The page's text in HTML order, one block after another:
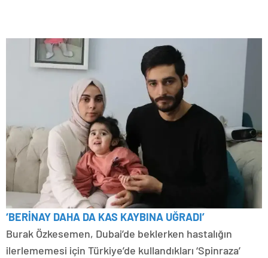
‘BERİNAY DAHA DA KAS KAYBINA UĞRADI’
Burak Özkesemen, Dubai’de beklerken hastalığın
ilerlememesi için Türkiye’de kullandıkları ‘Spinraza’